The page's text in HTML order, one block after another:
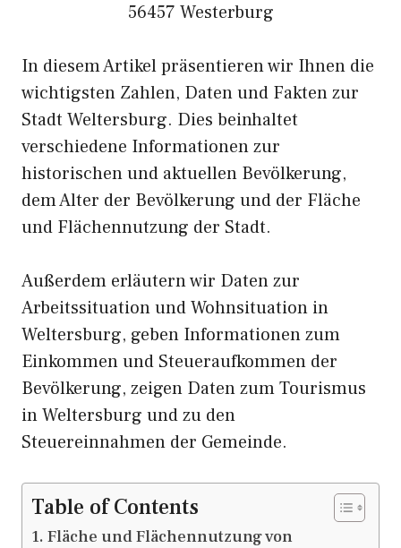
56457 Westerburg
In diesem Artikel präsentieren wir Ihnen die
wichtigsten Zahlen, Daten und Fakten zur
Stadt Weltersburg. Dies beinhaltet
verschiedene Informationen zur
historischen und aktuellen Bevölkerung,
dem Alter der Bevölkerung und der Fläche
und Flächennutzung der Stadt.
Außerdem erläutern wir Daten zur
Arbeitssituation und Wohnsituation in
Weltersburg, geben Informationen zum
Einkommen und Steueraufkommen der
Bevölkerung, zeigen Daten zum Tourismus
in Weltersburg und zu den
Steuereinnahmen der Gemeinde.
Table of Contents
Fläche und Flächennutzung von